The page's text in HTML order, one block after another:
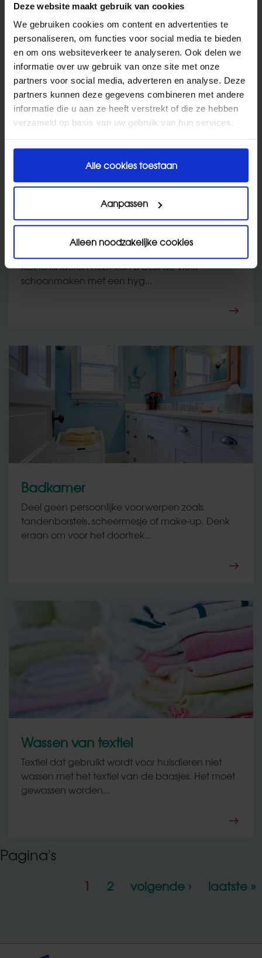
Deze website maakt gebruik van cookies
We gebruiken cookies om content en advertenties te
personaliseren, om functies voor social media te bieden
en om ons websiteverkeer te analyseren. Ook delen we
informatie over uw gebruik van onze site met onze
partners voor social media, adverteren en analyse. Deze
partners kunnen deze gegevens combineren met andere
informatie die u aan ze heeft verstrekt of die ze hebben
verzameld op basis van uw gebruik van hun services.
Alle cookies toestaan
Aanpassen
Alleen noodzakelijke cookies
oppervlakken regelmatig te reinigen en elke dag
de ruimtes te luchten. Gebr...
Vloeren en oppervlakken
Doe uw schoenen uit als u binnenkomt. Indien u
kleine kinderen hebt kan u best de vloer
schoonmaken met een hyg...
Badkamer
Deel geen persoonlijke voorwerpen zoals
tandenborstels, scheermesje of make-up. Denk
eraan om voor het doortrek...
Wassen van textiel
Textiel dat gebruikt wordt voor huisdieren niet
wassen met het textiel van de baasjes. Het moet
gewassen worden...
Pagina's
1 2 volgende › laatste »